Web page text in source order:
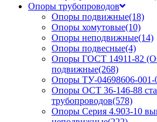
Опоры трубопроводов
Опоры подвижные(18)
Опоры хомутовые(10)
Опоры неподвижные(14)
Опоры подвесные(4)
Опоры ГОСТ 14911-82
подвижные(268)
Опоры ТУ-04698606-
Опоры ОСТ 36-146-88
трубопроводов(578)
Опоры Серия 4.903-10